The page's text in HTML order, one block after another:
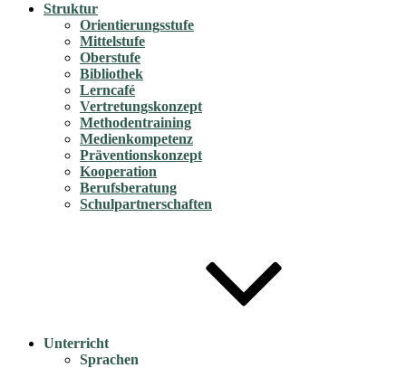
Struktur
Orientierungsstufe
Mittelstufe
Oberstufe
Bibliothek
Lerncafé
Vertretungskonzept
Methodentraining
Medienkompetenz
Präventionskonzept
Kooperation
Berufsberatung
Schulpartnerschaften
Unterricht
Sprachen